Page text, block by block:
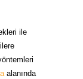
ile
alanında